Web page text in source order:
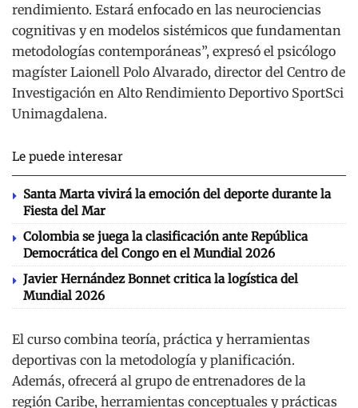
rendimiento. Estará enfocado en las neurociencias
cognitivas y en modelos sistémicos que fundamentan
metodologías contemporáneas”, expresó el psicólogo
magíster Laionell Polo Alvarado, director del Centro de
Investigación en Alto Rendimiento Deportivo SportSci
Unimagdalena.
Le puede interesar
Santa Marta vivirá la emoción del deporte durante la
Fiesta del Mar
Colombia se juega la clasificación ante República
Democrática del Congo en el Mundial 2026
Javier Hernández Bonnet critica la logística del
Mundial 2026
El curso combina teoría, práctica y herramientas
deportivas con la metodología y planificación.
Además, ofrecerá al grupo de entrenadores de la
región Caribe, herramientas conceptuales y prácticas